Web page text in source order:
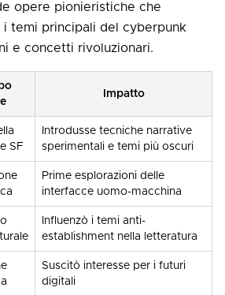
opere pionieristiche che
temi principali del cyberpunk
e concetti rivoluzionari.
Impatto
SF
Introdusse tecniche narrative
sperimentali e temi più oscuri
Prime esplorazioni delle
interfacce uomo-macchina
Influenzò i temi anti-
establishment nella letteratura
Suscitò interesse per i futuri
digitali